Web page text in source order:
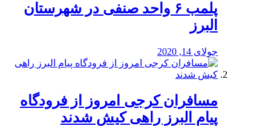
پلمب ۶ واحد صنفی در شهرستان
البرز
جولای 14, 2020
مسافران کرجی امروز از فرودگاه
پیام البرز راهی کیش شدند